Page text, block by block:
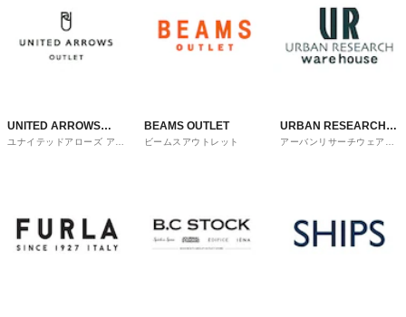
UNITED ARROWS
OUTLET
ユナイテッドアローズ アウ
BEAMS OUTLET
ビームスアウトレット
URBAN RESEARCH
ware house
アーバンリサーチウェアハ